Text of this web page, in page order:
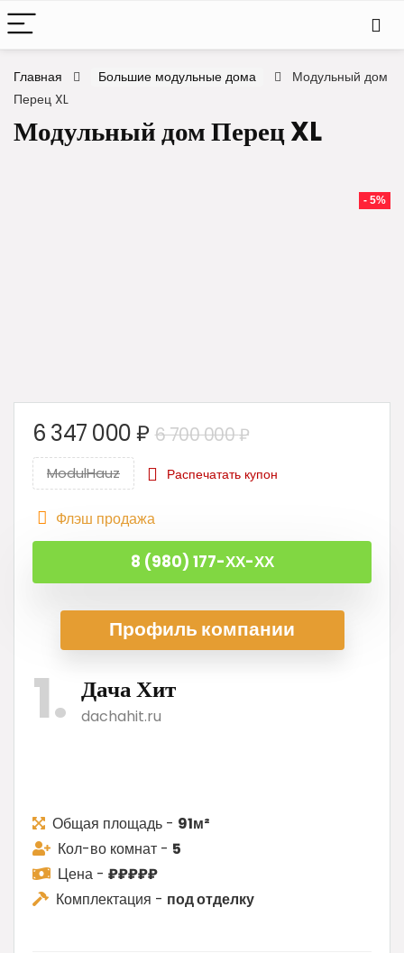
Главная Большие модульные дома
Модульный дом
Перец XL
Модульный дом Перец XL
- 5%
6 700 000₽
составляла
700
000 ₽.
6 347 000₽
Текущая
6
000 ₽.
ModulHauz Распечатать купон
Флэш продажа
8 (980) 177-ХХ-ХХ
Профиль компании
1 Дача Хит
dachahit.ru
Общая площадь - 91м²
Кол-во комнат - 5
Цена - ₽₽₽₽₽
Комплектация - под отделку